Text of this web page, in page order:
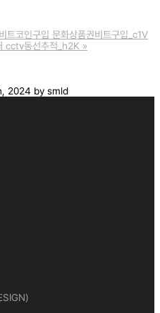
코인구입 문화상품권비트구입_c1V
cctv동선추적_h2K »
2024 by smld